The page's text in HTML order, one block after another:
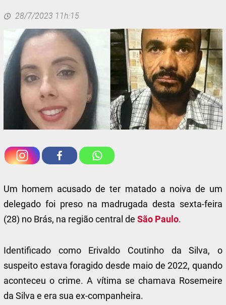
28/7/2023 11h:15
Um homem acusado de ter matado a noiva de um
delegado foi preso na madrugada desta sexta-feira
(28) no Brás, na região central deSão Paulo.
Identificado como Erivaldo Coutinho da Silva, o
suspeito estava foragido desde maio de 2022, quando
aconteceu o crime. A vítima se chamava Rosemeire
da Silva e era sua ex-companheira.